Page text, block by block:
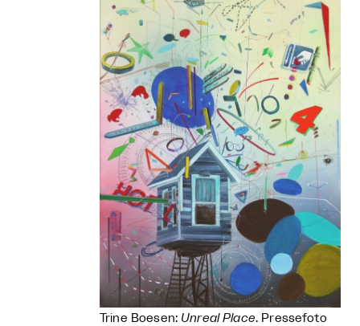
Trine Boesen: Unreal Place. Pressefoto